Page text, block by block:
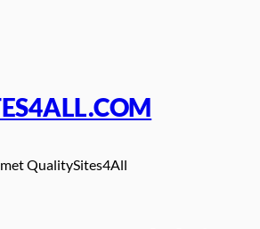
QualitySites4All